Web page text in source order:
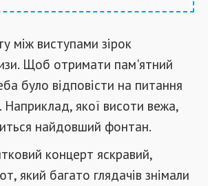
між виступами зірок
Щоб отримати пам'ятний
було відповісти на питання
Наприклад, якої висоти вежа,
найдовший фонтан.
концерт яскравий,
який багато глядачів знімали